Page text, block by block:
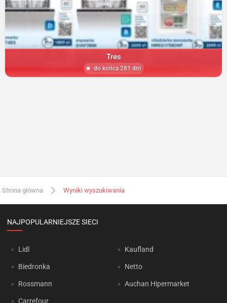
Tres
do końca 281 dni
Strona główna Wyniki wyszukiwania
NAJPOPULARNIEJSZE SIECI
Lidl
Biedronka
Rossmann
Carrefour
Kaufland
Netto
Auchan Hipermarket